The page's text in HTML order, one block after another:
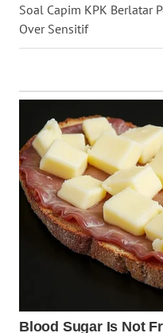
Soal Capim KPK Berlatar
Over Sensitif
DAIRI
TOBA
WN
NIAS
WN
LANGKAT
WN
WN